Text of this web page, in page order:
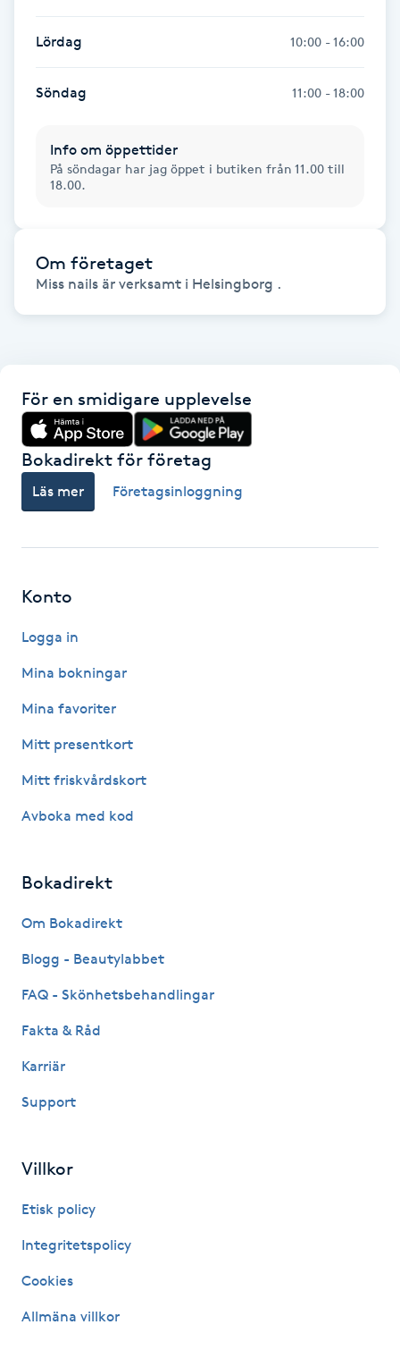
Hot Stone Massage
Hudföryngring
Huduppstramning
Hyaluronsyra
Hyperhidros
Hypnos
Hårvård
Hälsprickor
Idrottsmassage
IPL
IR-massage
Japansk massage
K18
Kemisk peeling
Keratinbehandling
Lördag 10:00 - 16:00
Söndag 11:00 - 18:00
Info om öppettider
På söndagar har jag öppet i butiken från 11.00 till
18.00.
Om företaget
Miss nails är verksamt i Helsingborg .
För en smidigare upplevelse
Bokadirekt för företag
Läs mer Företagsinloggning
Konto
Logga in
Mina bokningar
Mina favoriter
Mitt presentkort
Mitt friskvårdskort
Avboka med kod
Bokadirekt
Om Bokadirekt
Blogg - Beautylabbet
FAQ - Skönhetsbehandlingar
Fakta & Råd
Karriär
Support
Villkor
Etisk policy
Integritetspolicy
Cookies
Allmäna villkor